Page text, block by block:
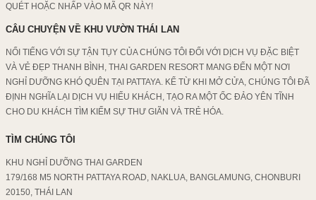
QUÉT HOẶC NHẤP VÀO MÃ QR NÀY!
CÂU CHUYỆN VỀ KHU VƯỜN THÁI LAN
NỔI TIẾNG VỚI SỰ TẬN TỤY CỦA CHÚNG TÔI ĐỐI VỚI DỊCH VỤ ĐẶC BIỆT
VÀ VẺ ĐẸP THANH BÌNH, THAI GARDEN RESORT MANG ĐẾN MỘT NƠI
NGHỈ DƯỠNG KHÓ QUÊN TẠI PATTAYA. KỂ TỪ KHI MỞ CỬA, CHÚNG TÔI ĐÃ
ĐỊNH NGHĨA LẠI DỊCH VỤ HIẾU KHÁCH, TẠO RA MỘT ỐC ĐẢO YÊN TĨNH
CHO DU KHÁCH TÌM KIẾM SỰ THƯ GIÃN VÀ TRẺ HÓA.
TÌM CHÚNG TÔI
KHU NGHỈ DƯỠNG THAI GARDEN
179/168 M5 NORTH PATTAYA ROAD, NAKLUA, BANGLAMUNG, CHONBURI
20150, THÁI LAN